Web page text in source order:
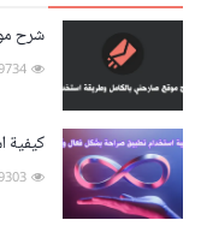
شرح
كيفية